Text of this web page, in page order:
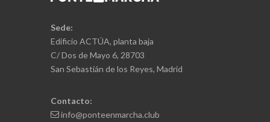
Sede:
Edificio ACTÚA, planta baja
C/ Dos de Mayo 6, 28703
San Sebastián de los Reyes, Madrid
Contacto:
info@ponteenmarcha.club